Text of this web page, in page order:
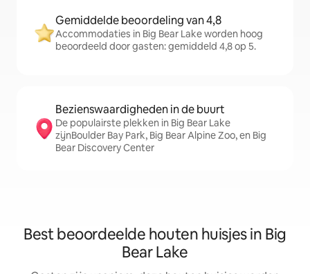
Gemiddelde beoordeling van 4,8
Accommodaties in Big Bear Lake worden hoog
beoordeeld door gasten: gemiddeld 4,8 op 5.
Bezienswaardigheden in de buurt
De populairste plekken in Big Bear Lake
zijnBoulder Bay Park, Big Bear Alpine Zoo, en Big
Bear Discovery Center
Best beoordeelde houten huisjes in Big
Bear Lake